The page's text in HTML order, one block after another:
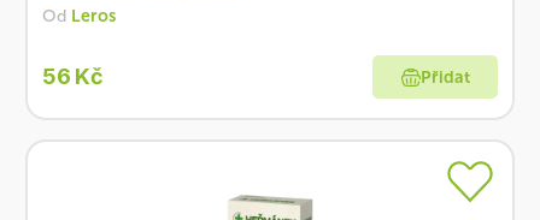
Od Leros
56 Kč Přidat